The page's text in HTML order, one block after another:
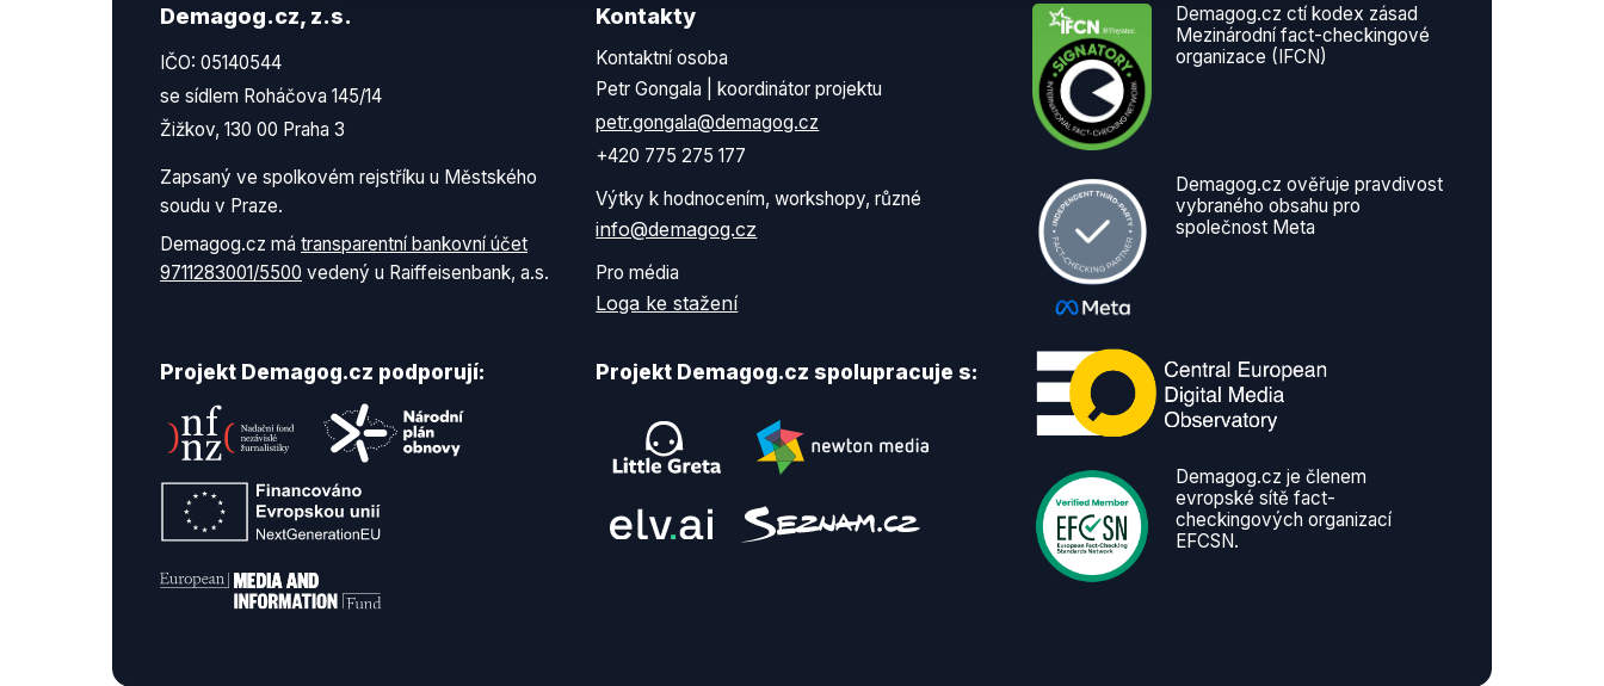
Demagog.cz, z.s.
IČO: 05140544
se sídlem Roháčova 145/14
Žižkov, 130 00 Praha 3
Zapsaný ve spolkovém rejstříku u Městského
soudu v Praze.
Demagog.cz má transparentní bankovní účet
9711283001/5500 vedený u Raiffeisenbank, a.s.
Kontakty
Kontaktní osoba
Petr Gongala | koordinátor projektu
petr.gongala@demagog.cz
+420 775 275 177
Výtky k hodnocením, workshopy, různé
info@demagog.cz
Pro média
Loga ke stažení
Projekt Demagog.cz podporují: Projekt Demagog.cz spolupracuje s:
Demagog.cz ctí kodex zásad
Mezinárodní fact-checkingové
organizace (IFCN)
Demagog.cz ověřuje pravdivost
vybraného obsahu pro
společnost Meta
Demagog.cz je členem
evropské sítě fact-
checkingových organizací
EFCSN.